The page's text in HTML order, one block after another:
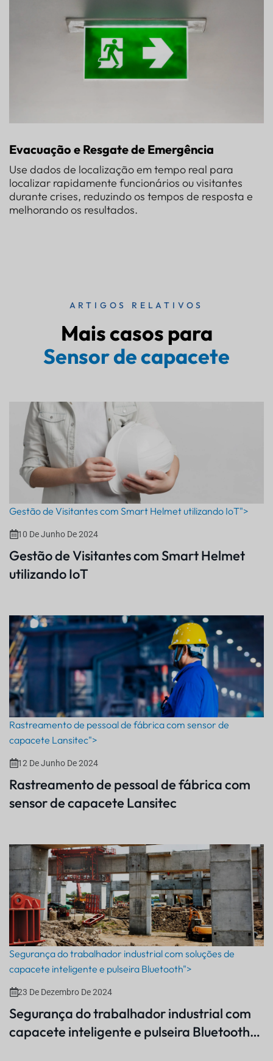
Evacuação e Resgate de Emergência
Use dados de localização em tempo real para
localizar rapidamente funcionários ou visitantes
durante crises, reduzindo os tempos de resposta e
melhorando os resultados.
ARTIGOS RELATIVOS
Mais casos para
Sensor de capacete
Gestão de Visitantes com Smart Helmet utilizando IoT">
10 De Junho De 2024
Gestão de Visitantes com Smart Helmet
utilizando IoT
Rastreamento de pessoal de fábrica com sensor de
capacete Lansitec">
12 De Junho De 2024
Rastreamento de pessoal de fábrica com
sensor de capacete Lansitec
Segurança do trabalhador industrial com soluções de
capacete inteligente e pulseira Bluetooth">
23 De Dezembro De 2024
Segurança do trabalhador industrial com
capacete inteligente e pulseira Bluetooth…